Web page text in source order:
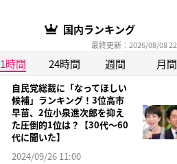
国内ランキング
最終更新：2026/08/08
1時間 24時間 週間 月間
自民党総裁に「なってほしい
候補」ランキング！3位高市
早苗、2位小泉進次郎を抑え
た圧倒的1位は？【30代〜60
代に聞いた】
2024/09/26 11:00